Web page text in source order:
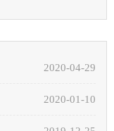
2020-04-29
2020-01-10